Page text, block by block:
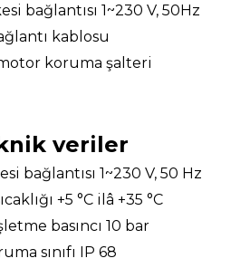
bağlantısı 1~230 V, 50Hz
kablosu
koruma şalteri
veriler
bağlantısı 1~230 V, 50 Hz
+5 °C ilâ +35 °C
basıncı 10 bar
sınıfı IP 68